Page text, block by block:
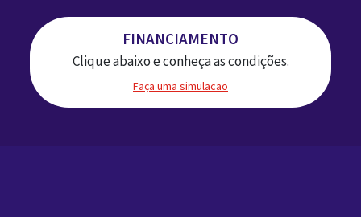
FINANCIAMENTO
Clique abaixo e conheça as condições.
Faça uma simulacao